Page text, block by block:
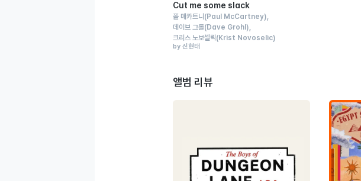
Cut me some slack
폴 매카트니 (Paul McCartney)
데이브 그롤(Dave Grohl)
크리스 노보셀릭(Krist Novoselic)
by 신현태
앨범 리뷰